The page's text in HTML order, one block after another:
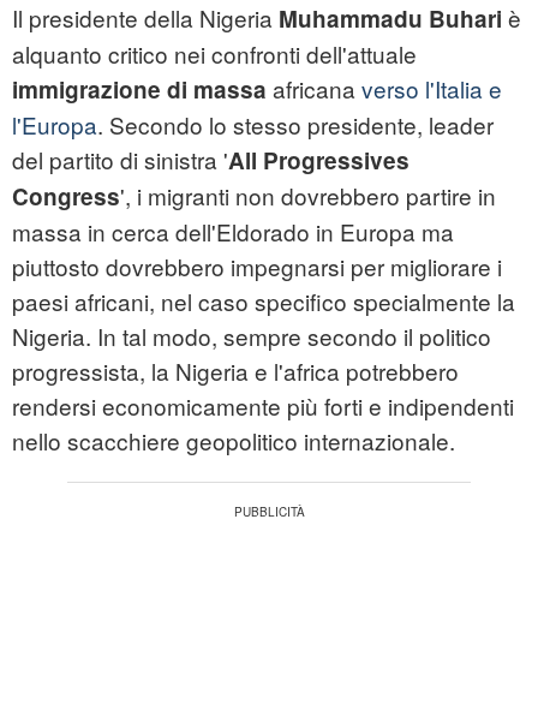
Il presidente della Nigeria Muhammadu Buhari è
alquanto critico nei confronti dell'attuale
immigrazione di massa africana verso l'Italia e
l'Europa. Secondo lo stesso presidente, leader
del partito di sinistra 'All Progressives
Congress', i migranti non dovrebbero partire in
massa in cerca dell'Eldorado in Europa ma
piuttosto dovrebbero impegnarsi per migliorare i
paesi africani, nel caso specifico specialmente la
Nigeria. In tal modo, sempre secondo il politico
progressista, la Nigeria e l'africa potrebbero
rendersi economicamente più forti e indipendenti
nello scacchiere geopolitico internazionale.